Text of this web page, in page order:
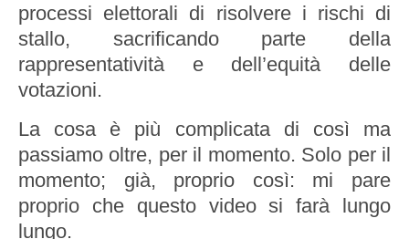
processi elettorali di risolvere i rischi di
stallo, sacrificando parte della
rappresentatività e dell’equità delle
votazioni.
La cosa è più complicata di così ma
passiamo oltre, per il momento. Solo per il
momento; già, proprio così: mi pare
proprio che questo video si farà lungo
lungo.